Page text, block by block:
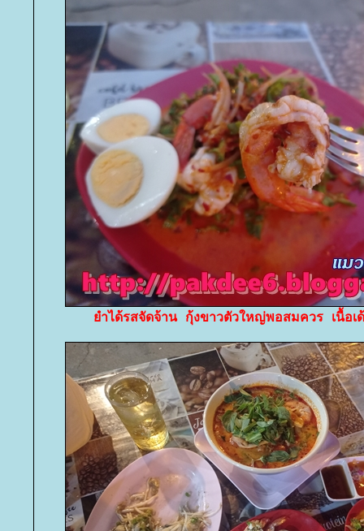
ำได้รสจัดจ้าน กุ้งขาวตัวใหญ่พอสมควร เนื้อเ